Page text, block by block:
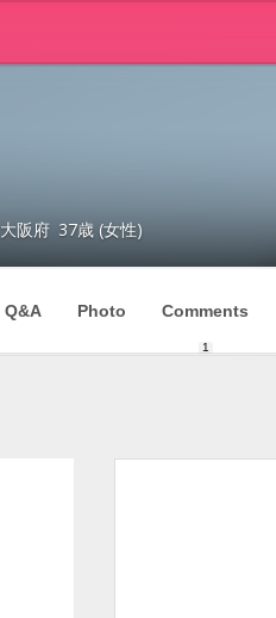
大阪府 37歳 (女性)
Q&A Photo Comments
1